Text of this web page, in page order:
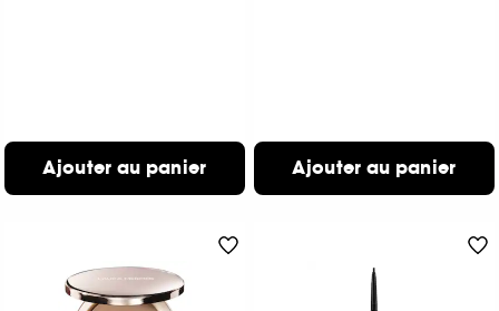
Ajouter au panier Ajouter au panier